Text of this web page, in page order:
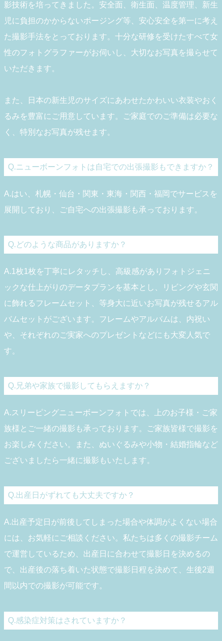
影技術を培ってきました。安全面、衛生面、温度管理、新生
児に負担のかからないポージング等、安心安全を第一に考え
た撮影手法をとっております。十分な研修を受けたすべて女
性のフォトグラファーがお伺いし、大切なお写真を撮らせて
いただきます。
また、日本の新生児のサイズにあわせたかわいい衣装やおく
るみを豊富にご用意しています。ご家庭でのご準備は必要な
く、特別なお写真が残せます。
Q.ニューボーンフォトは自宅での出張撮影もできますか？
A.はい、札幌・仙台・関東・東海・関西・福岡でサービスを
展開しており、ご自宅への出張撮影も承っております。
Q.どのような商品がありますか？
A.1枚1枚を丁寧にレタッチし、高級感がありフォトジェニ
ックな仕上がりのデータプランを基本とし、リビングや玄関
に飾れるフレームセット、等身大に近いお写真が残せるアル
バムセットがございます。フレームやアルバムは、内祝い
や、それぞれのご実家へのプレゼントなどにも大変人気で
す。
Q.兄弟や家族で撮影してもらえますか？
A.スリーピングニューボーンフォトでは、上のお子様・ご家
族様とご一緒の撮影も承っております。ご家族皆様で撮影を
お楽しみください。また、ぬいぐるみや小物・結婚指輪など
ございましたら一緒に撮影もいたします。
Q.出産日がずれても大丈夫ですか？
A.出産予定日が前後してしまった場合や体調がよくない場合
には、お気軽にご相談ください。私たちは多くの撮影チーム
で運営しているため、出産日に合わせて撮影日を決めるの
で、出産後の落ち着いた状態で撮影日程を決めて、生後2週
間以内での撮影が可能です。
Q.感染症対策はされていますか？